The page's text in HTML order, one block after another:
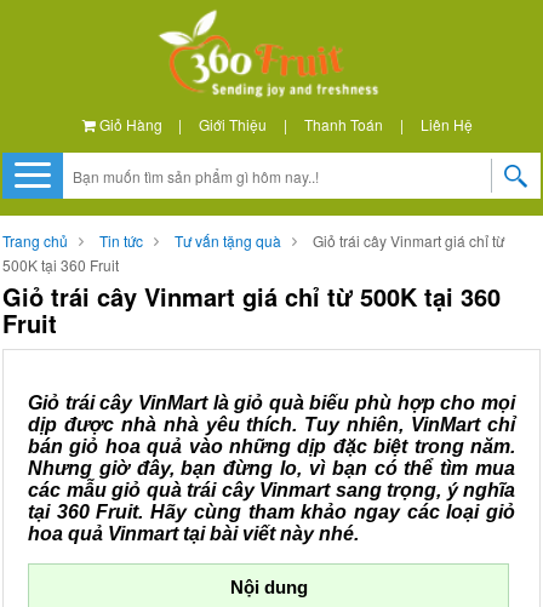
Giỏ Hàng | Giới Thiệu | Thanh Toán | Liên Hệ
Trang chủ Tin tức Tư vấn tặng quà
Giỏ trái cây Vinmart giá chỉ từ
500K tại 360 Fruit
Giỏ trái cây Vinmart giá chỉ từ 500K tại 360
Fruit
Giỏ trái cây VinMart là giỏ quà biếu phù hợp cho mọi
dịp được nhà nhà yêu thích. Tuy nhiên, VinMart chỉ
bán giỏ hoa quả vào những dịp đặc biệt trong năm.
Nhưng giờ đây, bạn đừng lo, vì bạn có thể tìm mua
các mẫu giỏ quà trái cây Vinmart sang trọng, ý nghĩa
tại 360 Fruit. Hãy cùng tham khảo ngay các loại giỏ
hoa quả Vinmart tại bài viết này nhé.
Nội dung